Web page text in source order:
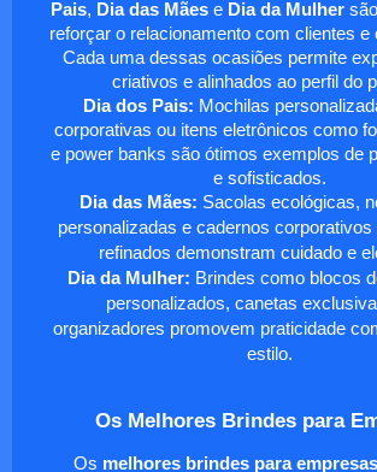
Pais, Dia das Mãese Dia da Mulhersão
reforçar o relacionamento com clientes e
Cada uma dessas ocasiões permite
criativos e alinhados ao perfil do
Dia dos Pais: Mochilas
corporativas ou itens eletrônicos como
e power banks são ótimos exemplos de
e sofisticados.
Dia das Mães: Sacolas ecológicas,
personalizadas e cadernos
refinados demonstram cuidado e
Dia da Mulher: Brindes como blocos
personalizados, canetas
organizadores promovem praticidade
estilo.
Os Melhores Brindes para
Os melhores brindes para empresas